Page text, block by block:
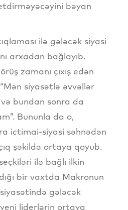
bəyan
ilə gələcək siyasi
arxadan bağlayıb.
zamanı çıxış edən
siyasətlə əvvəllər
bundan sonra da
Bununla da o,
ictimai-siyasi səhnədən
şəkildə ortaya qoyub.
ilə bağlı ilkin
bir vaxtda Makronun
gələcək
liderlərin ortaya